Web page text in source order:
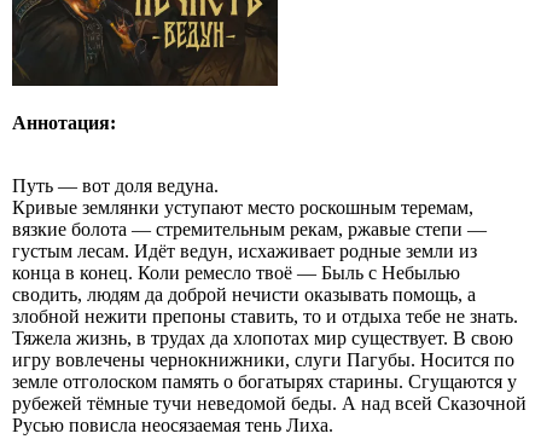
Аннотация:
Путь — вот доля ведуна.
Кривые землянки уступают место роскошным теремам,
вязкие болота — стремительным рекам, ржавые степи —
густым лесам. Идёт ведун, исхаживает родные земли из
конца в конец. Коли ремесло твоё — Быль с Небылью
сводить, людям да доброй нечисти оказывать помощь, а
злобной нежити препоны ставить, то и отдыха тебе не знать.
Тяжела жизнь, в трудах да хлопотах мир существует. В свою
игру вовлечены чернокнижники, слуги Пагубы. Носится по
земле отголоском память о богатырях старины. Сгущаются у
рубежей тёмные тучи неведомой беды. А над всей Сказочной
Русью повисла неосязаемая тень Лиха.